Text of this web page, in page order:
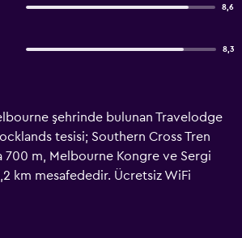
8,6
8,3
şehrinde bulunan Travelodge
tesisi; Southern Cross Tren
700 m, Melbourne Kongre ve Sergi
km mesafededir. Ücretsiz WiFi
karşılığında özel park yeri
700 m uzaklıktaki tesis,